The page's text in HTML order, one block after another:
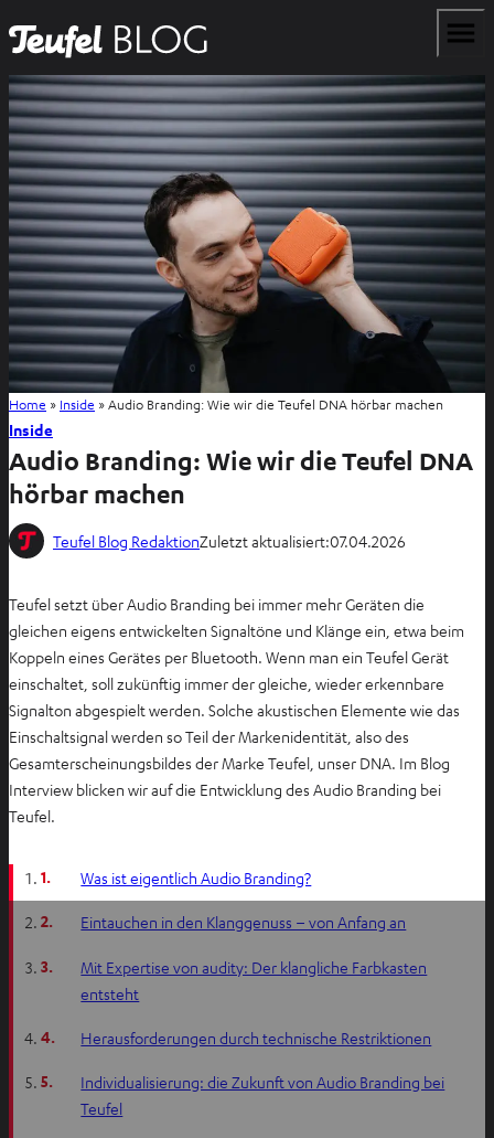
Home » Inside »Audio Branding: Wie wir die Teufel DNA hörbar machen
Inside
Audio Branding: Wie wir die Teufel DNA
hörbar machen
Teufel Blog RedaktionZuletzt aktualisiert:07.04.2026
Teufel setzt über Audio Branding bei immer mehr Geräten die
gleichen eigens entwickelten Signaltöne und Klänge ein, etwa beim
Koppeln eines Gerätes per Bluetooth. Wenn man ein Teufel Gerät
einschaltet, soll zukünftig immer der gleiche, wieder erkennbare
Signalton abgespielt werden. Solche akustischen Elemente wie das
Einschaltsignal werden so Teil der Markenidentität, also des
Gesamterscheinungsbildes der Marke Teufel, unser DNA. Im Blog
Interview blicken wir auf die Entwicklung des Audio Branding bei
Teufel.
1. Was ist eigentlich Audio Branding?
2. Eintauchen in den Klanggenuss – von Anfang an
3.
Mit Expertise von audity: Der klangliche Farbkasten
entsteht
4. Herausforderungen durch technische Restriktionen
5.
Individualisierung: die Zukunft von Audio Branding bei
Teufel